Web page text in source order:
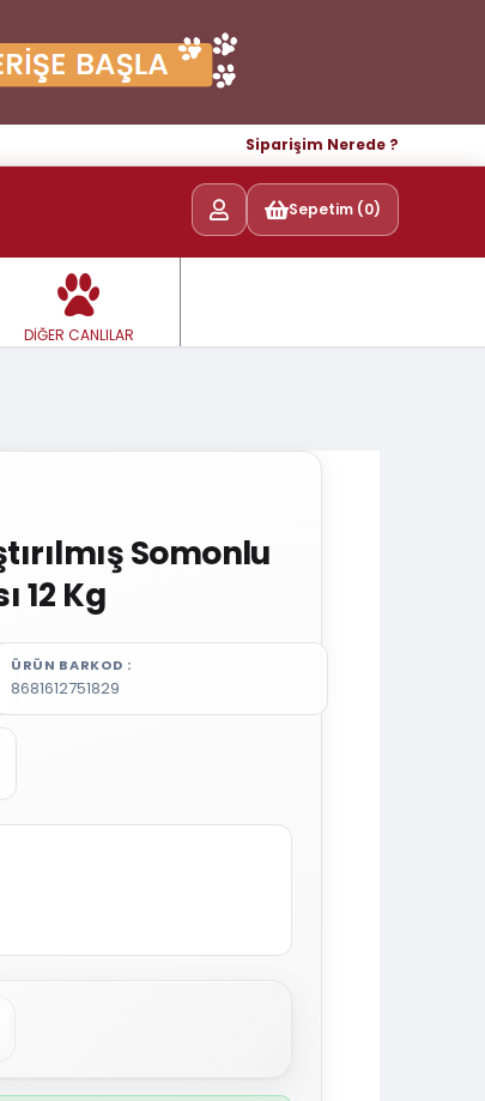
Siparişim Nerede ?
Sepetim (0)
DİĞER CANLILAR
Somonlu
12 Kg
ÜRÜN BARKOD
8681612751829
eklegelince haber ver